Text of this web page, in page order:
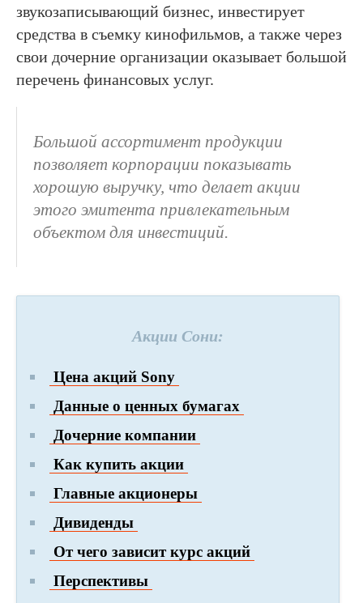
звукозаписывающий бизнес, инвестирует
средства в съемку кинофильмов, а также через
свои дочерние организации оказывает большой
перечень финансовых услуг.
Большой ассортимент продукции
позволяет корпорации показывать
хорошую выручку, что делает акции
этого эмитента привлекательным
объектом для инвестиций.
Акции Сони:
Цена акций Sony
Данные о ценных бумагах
Дочерние компании
Как купить акции
Главные акционеры
Дивиденды
От чего зависит курс акций
Перспективы